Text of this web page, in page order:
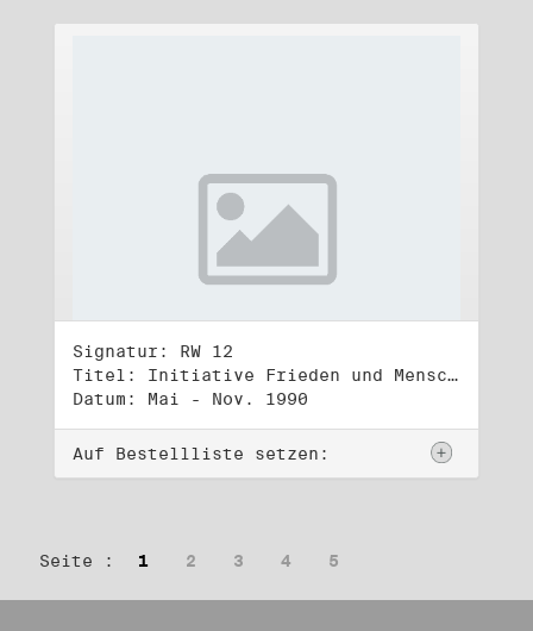
Signatur: RW 12
Titel: Initiative Frieden und Menschenrechte (2)
Datum: Mai - Nov. 1990
Auf Bestellliste setzen:
Seite : 1 2 3 4 5